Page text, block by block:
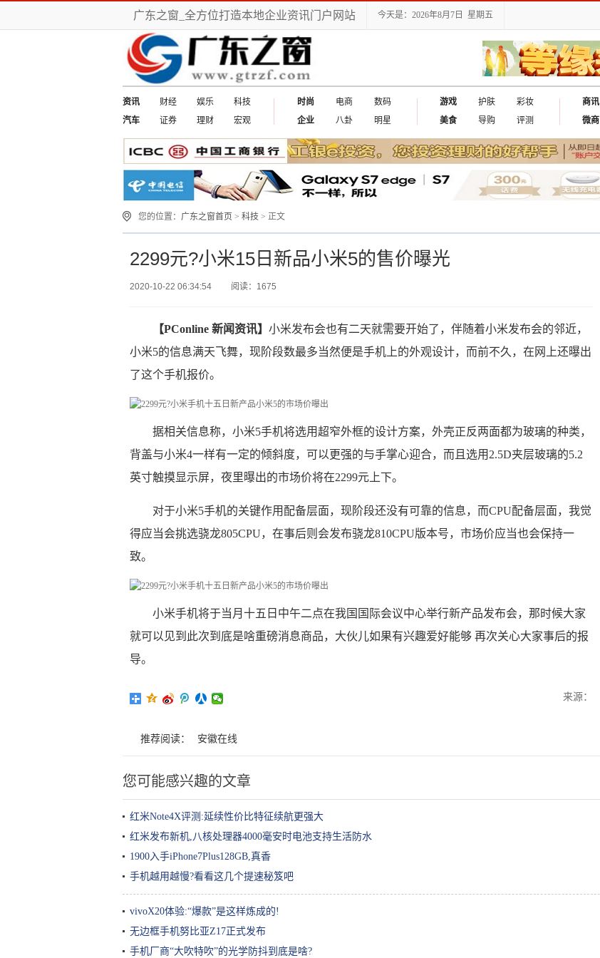
广东之窗_全方位打造本地企业资讯门户网站 今天是：2026年8月7日 星期五
资讯 财经 娱乐
科技
汽车
证券 理财 宏观
时尚 电商
数码
企业
八卦 明星
游戏 护肤
彩妆
美食
导购 评测
商讯
微商
您的位置： 广东之窗首页 > 科技 > 正文
2299元?小米15日新品小米5的售价曝光
2020-10-22 06:34:54 阅读：1675
【PConline 新闻资讯】 小米发布会也有二天就需要开始了，伴随着小米发布会的邻近，
小米5的信息满天飞舞，现阶段数最多当然便是手机上的外观设计，而前不久，在网上还曝出
了这个手机报价。
据相关信息称，小米5手机将选用超窄外框的设计方案，外壳正反两面都为玻璃的种类，
背盖与小米4一样有一定的倾斜度，可以更强的与手掌心迎合，而且选用2.5D夹层玻璃的5.2
英寸触摸显示屏，夜里曝出的市场价将在2299元上下。
对于小米5手机的关键作用配备层面，现阶段还没有可靠的信息，而CPU配备层面，我觉
得应当会挑选骁龙805CPU，在事后则会发布骁龙810CPU版本号，市场价应当也会保持一
致。
小米手机将于当月十五日中午二点在我国国际会议中心举行新产品发布会，那时候大家
就可以见到此次到底是啥重磅消息商品，大伙儿如果有兴趣爱好能够 再次关心大家事后的报
导。
来源：
推荐阅读： 安徽在线
您可能感兴趣的文章
红米Note4X评测:延续性价比特征续航更强大
红米发布新机,八核处理器4000毫安时电池支持生活防水
1900入手iPhone7Plus128GB,真香
手机越用越慢?看看这几个提速秘笈吧
vivoX20体验:“爆款”是这样炼成的!
无边框手机努比亚Z17正式发布
手机厂商“大吹特吹”的光学防抖到底是啥?